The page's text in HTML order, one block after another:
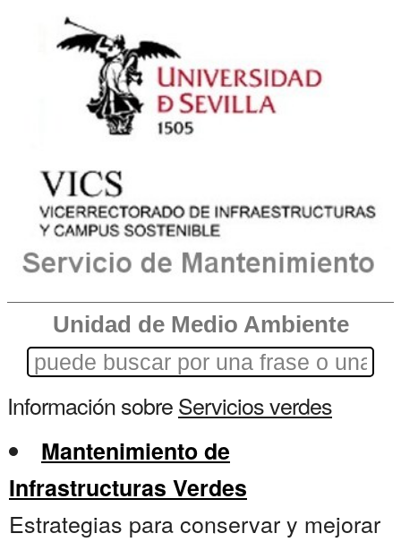
Unidad de Medio Ambiente
Información sobreServicios verdes
Mantenimiento de
Infrastructuras Verdes
Estrategias para conservar y mejorar